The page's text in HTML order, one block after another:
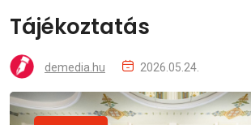
Tájékoztatás
demedia.hu 2026.05.24.